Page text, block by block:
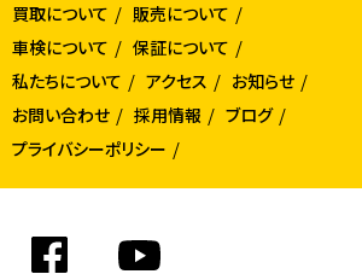
買取について
販売について
車検について
保証について
私たちについて
アクセス
お知らせ
お問い合わせ
採用情報
ブログ
プライバシーポリシー